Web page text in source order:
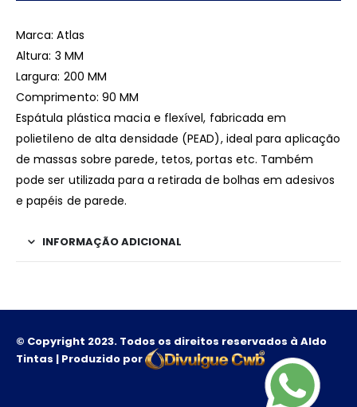
Marca: Atlas
Altura: 3 MM
Largura: 200 MM
Comprimento: 90 MM
Espátula plástica macia e flexível, fabricada em
polietileno de alta densidade (PEAD), ideal para aplicação
de massas sobre parede, tetos, portas etc. Também
pode ser utilizada para a retirada de bolhas em adesivos
e papéis de parede.
INFORMAÇÃO ADICIONAL
© Copyright 2023. Todos os direitos reservados à Aldo
Tintas | Produzido por